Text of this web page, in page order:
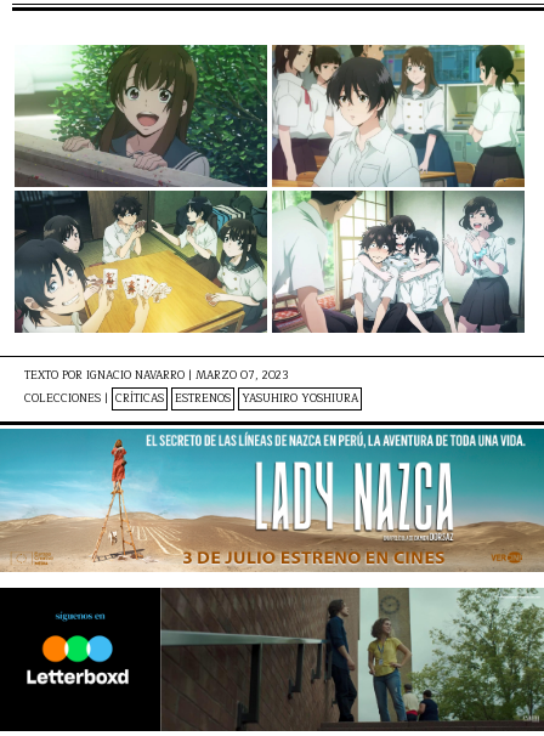
TEXTO POR IGNACIO NAVARRO | MARZO 07, 2023
COLECCIONES | CRÍTICAS ESTRENOS YASUHIRO YOSHIURA